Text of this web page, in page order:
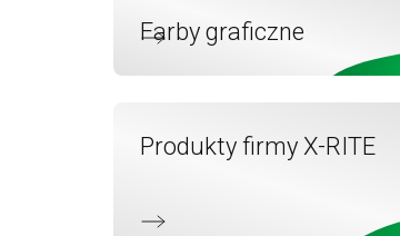
Farby graficzne
Produkty firmy X-RITE